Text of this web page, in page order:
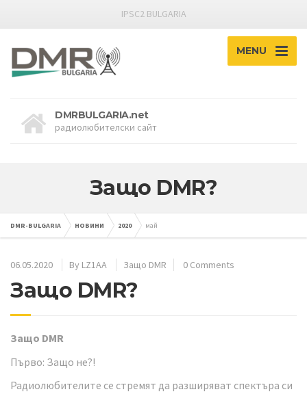
IPSC2 BULGARIA
MENU
DMRBULGARIA.net
радиолюбителски сайт
Защо DMR?
DMR-BULGARIA НОВИНИ 2020 май
06.05.2020 By LZ1AA Защо DMR 0 Comments
Защо DMR?
Защо DMR
Първо: Защо не?!
Радиолюбителите се стремят да разширяват спектъра си